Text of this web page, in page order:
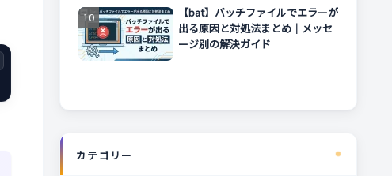
【bat】バッチファイルでエラーが
出る原因と対処法まとめ｜メッセ
ージ別の解決ガイド
カテゴリー